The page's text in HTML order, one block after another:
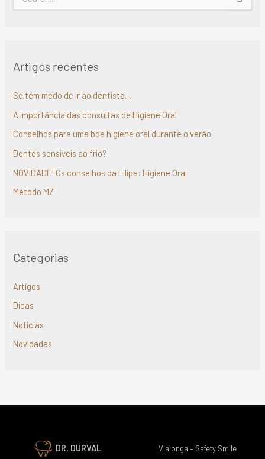
e
f
r
Artigos recentes
Se tem medo de ir ao dentista…
A importância das consultas de Higiene Oral
Conselhos para uma boa higiene oral durante o verão
Dentes sensíveis ao frio?
NOVIDADE! Os conselhos da Filipa: Higiene Oral
Método MZ
Categorias
Artigos
Dicas
Notícias
Novidades
DR. DURVAL
Vialonga – Safety Smile